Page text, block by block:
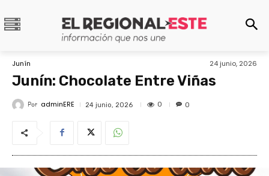
Junín 24 junio, 2026
Junín: Chocolate Entre Viñas
Por adminERE 24 junio, 2026 0 0